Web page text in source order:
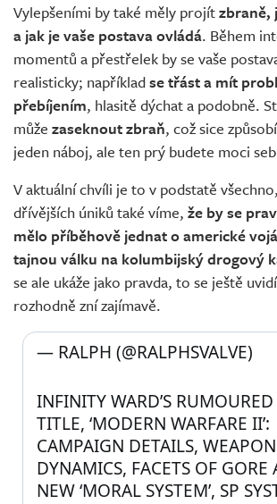
Vylepšeními by také měly projítzbraně,
a jak je vaše postava ovládá. Během
momentů a přestřelek by se vaše
realisticky; napříkladse třást a mít
přebíjením, hlasitě dýchat a podobně.
může zaseknout zbraň, což sice
jeden náboj, ale ten prý budete moci
V aktuální chvíli je to v podstatě
dřívějších úniků také víme, že by se
mělo příběhově jednat o americké
tajnou válku na kolumbijský drogový
se ale ukáže jako pravda, to se ještě
rozhodně zní zajímavě.
INFINITY WARD’S
TITLE, ‘MODERN WARFARE II’:
CAMPAIGN DETAILS, WEAPON
DYNAMICS, FACETS OF GORE
NEW ‘MORAL SYSTEM’, SP
— RALPH (@RALPHSVALVE)